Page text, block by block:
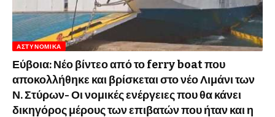
ΑΣΤΥΝΟΜΙΚΆ
Εύβοια: Νέο βίντεο από το ferry boat που
αποκολλήθηκε και βρίσκεται στο νέο Λιμάνι των
Ν. Στύρων- Οι νομικές ενέργειες που θα κάνει
δικηγόρος μέρους των επιβατών που ήταν και η